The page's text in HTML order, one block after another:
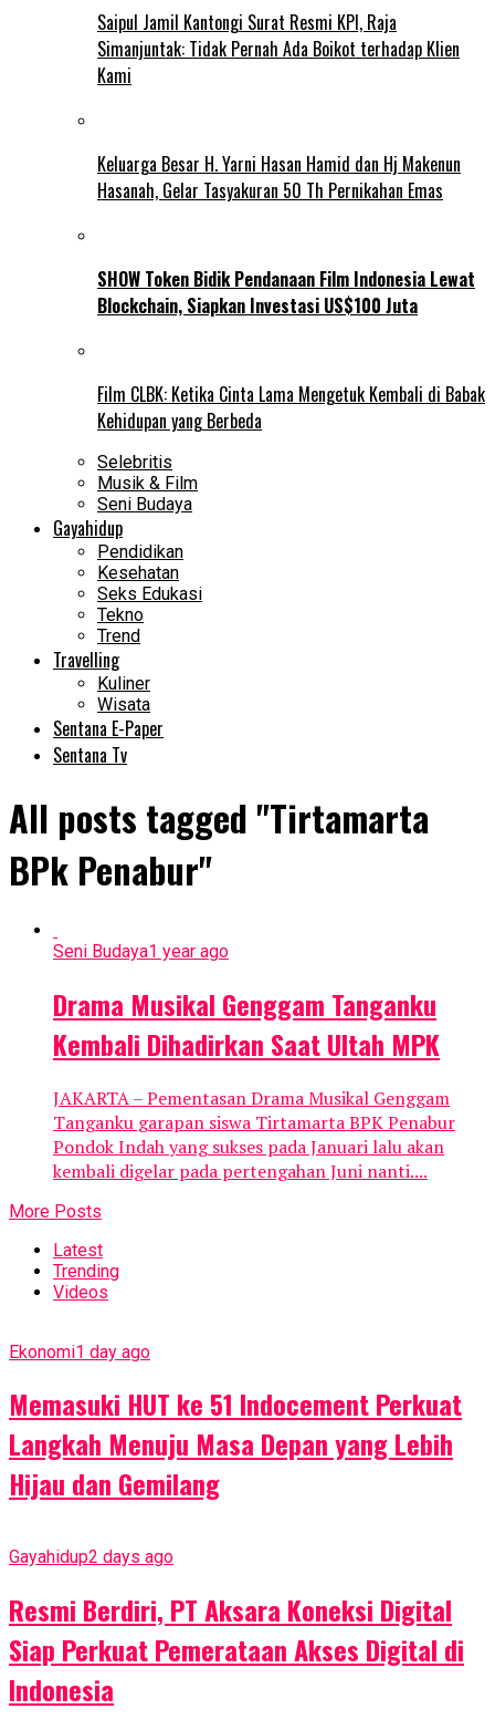
Saipul Jamil Kantongi Surat Resmi KPI, Raja
Simanjuntak: Tidak Pernah Ada Boikot terhadap Klien
Kami
Keluarga Besar H. Yarni Hasan Hamid dan Hj Makenun
Hasanah, Gelar Tasyakuran 50 Th Pernikahan Emas
SHOW Token Bidik Pendanaan Film Indonesia Lewat
Blockchain, Siapkan Investasi US$100 Juta
Film CLBK: Ketika Cinta Lama Mengetuk Kembali di Babak
Kehidupan yang Berbeda
Selebritis
Musik & Film
Seni Budaya
Gayahidup
Pendidikan
Kesehatan
Seks Edukasi
Tekno
Trend
Travelling
Kuliner
Wisata
Sentana E-Paper
Sentana Tv
All posts tagged "Tirtamarta
BPk Penabur"
Seni Budaya1 year ago
Drama Musikal Genggam Tanganku
Kembali Dihadirkan Saat Ultah MPK
JAKARTA – Pementasan Drama Musikal Genggam
Tanganku garapan siswa Tirtamarta BPK Penabur
Pondok Indah yang sukses pada Januari lalu akan
kembali digelar pada pertengahan Juni nanti....
More Posts
Latest
Trending
Videos
Ekonomi1 day ago
Memasuki HUT ke 51 Indocement Perkuat
Langkah Menuju Masa Depan yang Lebih
Hijau dan Gemilang
Gayahidup2 days ago
Resmi Berdiri, PT Aksara Koneksi Digital
Siap Perkuat Pemerataan Akses Digital di
Indonesia